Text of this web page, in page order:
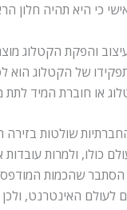
תהיה חלון הראווה
והפקת הקטלוג
של הקטלוג
או חוברת המיד
שולטות
כולו, ולמרות
הסתבר שהכמות
לעולם האינטרנט,